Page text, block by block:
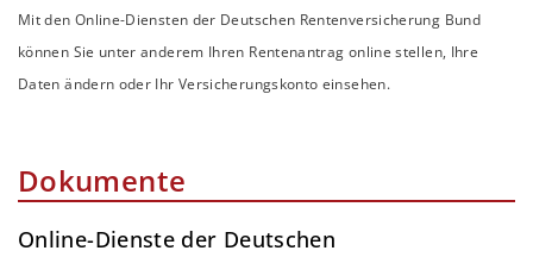
Mit den Online-Diensten der Deutschen Rentenversicherung Bund
können Sie unter anderem Ihren Rentenantrag online stellen, Ihre
Daten ändern oder Ihr Versicherungskonto einsehen.
Dokumente
Online-Dienste der Deutschen